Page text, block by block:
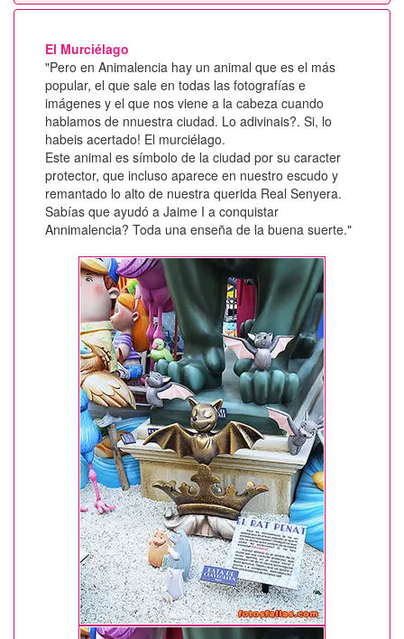
El Murciélago
"Pero en Animalencia hay un animal que es el más
popular, el que sale en todas las fotografías e
imágenes y el que nos viene a la cabeza cuando
hablamos de nnuestra ciudad. Lo adivinais?. Si, lo
habeis acertado! El murciélago.
Este animal es símbolo de la ciudad por su caracter
protector, que incluso aparece en nuestro escudo y
remantado lo alto de nuestra querida Real Senyera.
Sabías que ayudó a Jaime I a conquistar
Annimalencia? Toda una enseña de la buena suerte."